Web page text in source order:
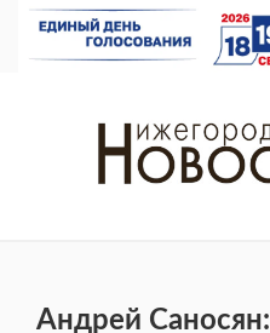
Андрей Саносян: